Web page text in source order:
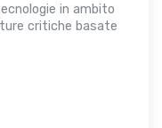
in ambito
critiche basate